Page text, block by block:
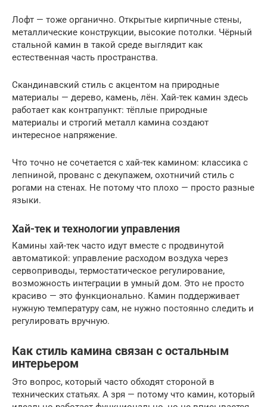
Лофт — тоже органично. Открытые кирпичные стены,
металлические конструкции, высокие потолки. Чёрный
стальной камин в такой среде выглядит как
естественная часть пространства.
Скандинавский стиль с акцентом на природные
материалы — дерево, камень, лён. Хай-тек камин здесь
работает как контрапункт: тёплые природные
материалы и строгий металл камина создают
интересное напряжение.
Что точно не сочетается с хай-тек камином: классика с
лепниной, прованс с декупажем, охотничий стиль с
рогами на стенах. Не потому что плохо — просто разные
языки.
Хай-тек и технологии управления
Камины хай-тек часто идут вместе с продвинутой
автоматикой: управление расходом воздуха через
сервоприводы, термостатическое регулирование,
возможность интеграции в умный дом. Это не просто
красиво — это функционально. Камин поддерживает
нужную температуру сам, не нужно постоянно следить и
регулировать вручную.
Как стиль камина связан с остальным
интерьером
Это вопрос, который часто обходят стороной в
технических статьях. А зря — потому что камин, который